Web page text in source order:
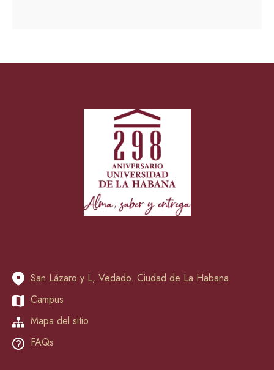
San Lázaro y L, Vedado. Ciudad de La Habana
Campus
Mapa del sitio
FAQs